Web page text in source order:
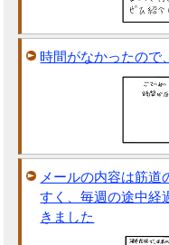
時間がなかったので
メールの内容は筋
すく、毎週の途中経
きました